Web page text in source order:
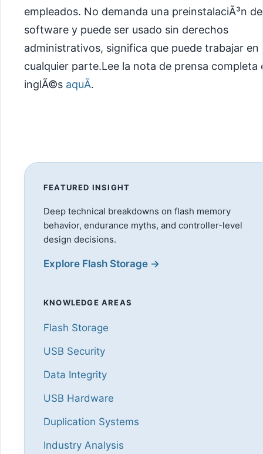
empleados. No demanda una preinstalaciÃ³n
software y puede ser usado sin derechos
administrativos, significa que puede trabajar en
cualquier parte.Lee la nota de prensa completa
inglÃ©s aquÃ­.
FEATURED INSIGHT
Deep technical breakdowns on flash memory
behavior, endurance myths, and controller-level
design decisions.
Explore Flash Storage →
KNOWLEDGE AREAS
Flash Storage
USB Security
Data Integrity
USB Hardware
Duplication Systems
Industry Analysis